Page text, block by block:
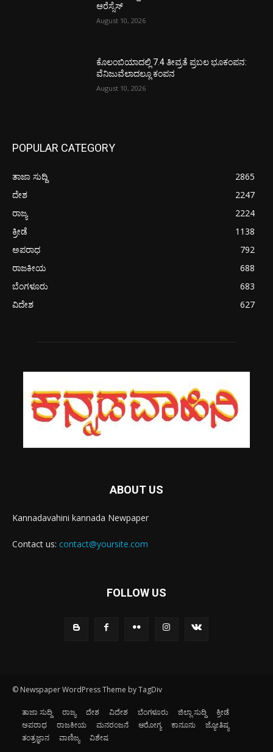
ಆರೆಸ್ಸೆಸ್
August 10, 2026
ಕೊಲಂಬಿಯಾದಲ್ಲಿ 7.4 ತೀವ್ರತೆ ಪ್ರಬಲ ಭೂಕಂಪನ:
ವೆನಿಜುವೆಲಾದಲ್ಲೂ ಕಂಪನ
August 10, 2026
POPULAR CATEGORY
ತಾಜಾ ಸುದ್ದಿ
2865
ದೇಶ
2247
ರಾಜ್ಯ
2224
ಕ್ರೀಡೆ
1138
ಅಪರಾಧ
792
ರಾಜಕೀಯ
688
ಬೆಂಗಳೂರು
683
ವಿದೇಶ
627
ABOUT US
Kannadavahini kannada Newpaper
Contact us: contact@yoursite.com
FOLLOW US
© Newspaper WordPress Theme by TagDiv
ತಾಜಾ ಸುದ್ದಿ ರಾಜ್ಯ ದೇಶ ವಿದೇಶ ಬೆಂಗಳೂರು ಜಿಲ್ಲಾ ಸುದ್ದಿ
ಕ್ರೀಡೆ
ಅಪರಾಧ
ರಾಜಕೀಯ ಮನರಂಜನೆ ಆರೋಗ್ಯ ಕಾನೂನು
ಜ್ಯೋತಿಷ್ಯ
ತಂತ್ರಜ್ಞಾನ
ವಾಣಿಜ್ಯ ವಿಶೇಷ